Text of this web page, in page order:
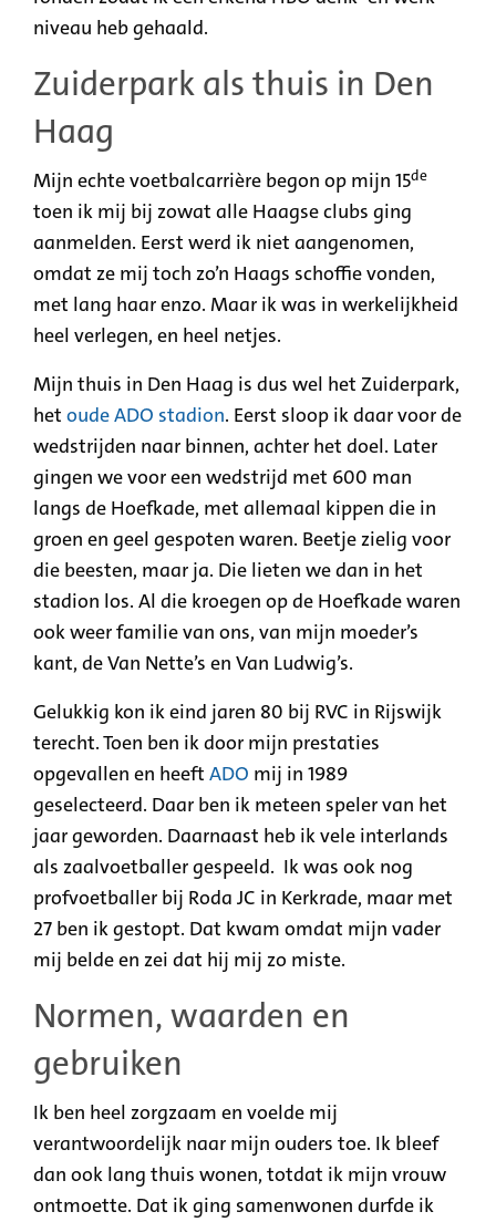
niveau heb gehaald.
Zuiderpark als thuis in Den
Haag
Mijn echte voetbalcarrière begon op mijn 15de
toen ik mij bij zowat alle Haagse clubs ging
aanmelden. Eerst werd ik niet aangenomen,
omdat ze mij toch zo’n Haags schoffie vonden,
met lang haar enzo. Maar ik was in werkelijkheid
heel verlegen, en heel netjes.
Mijn thuis in Den Haag is dus wel het Zuiderpark,
het oude ADO stadion. Eerst sloop ik daar voor de
wedstrijden naar binnen, achter het doel. Later
gingen we voor een wedstrijd met 600 man
langs de Hoefkade, met allemaal kippen die in
groen en geel gespoten waren. Beetje zielig voor
die beesten, maar ja. Die lieten we dan in het
stadion los. Al die kroegen op de Hoefkade waren
ook weer familie van ons, van mijn moeder’s
kant, de Van Nette’s en Van Ludwig’s.
Gelukkig kon ik eind jaren 80 bij RVC in Rijswijk
terecht. Toen ben ik door mijn prestaties
opgevallen en heeft ADO mij in 1989
geselecteerd. Daar ben ik meteen speler van het
jaar geworden. Daarnaast heb ik vele interlands
als zaalvoetballer gespeeld. Ik was ook nog
profvoetballer bij Roda JC in Kerkrade, maar met
27 ben ik gestopt. Dat kwam omdat mijn vader
mij belde en zei dat hij mij zo miste.
Normen, waarden en
gebruiken
Ik ben heel zorgzaam en voelde mij
verantwoordelijk naar mijn ouders toe. Ik bleef
dan ook lang thuis wonen, totdat ik mijn vrouw
ontmoette. Dat ik ging samenwonen durfde ik